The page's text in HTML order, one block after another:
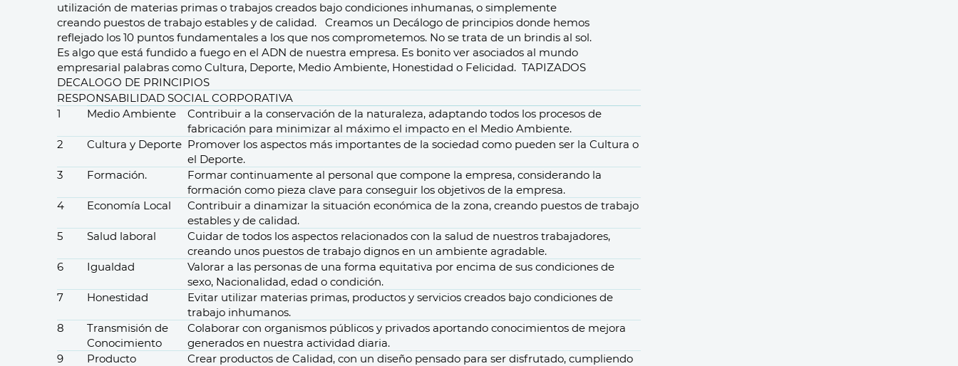
utilización de materias primas o trabajos creados bajo condiciones inhumanas, o simplemente
creando puestos de trabajo estables y de calidad. Creamos un Decálogo de principios donde hemos
reflejado los 10 puntos fundamentales a los que nos comprometemos. No se trata de un brindis al sol.
Es algo que está fundido a fuego en el ADN de nuestra empresa. Es bonito ver asociados al mundo
empresarial palabras como Cultura, Deporte, Medio Ambiente, Honestidad o Felicidad.
DECALOGO DE PRINCIPIOS
RESPONSABILIDAD SOCIAL CORPORATIVA
1
Medio Ambiente
Contribuir a la conservación de la naturaleza, adaptando todos los procesos de
fabricación para minimizar al máximo el impacto en el Medio Ambiente.
2
Cultura y Deporte Promover los aspectos más importantes de la sociedad como pueden ser la Cultura o
el Deporte.
3
Formación.
Formar continuamente al personal que compone la empresa, considerando la
formación como pieza clave para conseguir los objetivos de la empresa.
4
Economía Local Contribuir a dinamizar la situación económica de la zona, creando puestos de trabajo
estables y de calidad.
5
Salud laboral
Cuidar de todos los aspectos relacionados con la salud de nuestros trabajadores,
creando unos puestos de trabajo dignos en un ambiente agradable.
6
Igualdad Valorar a las personas de una forma equitativa por encima de sus condiciones de
sexo, Nacionalidad, edad o condición.
7
Honestidad Evitar utilizar materias primas, productos y servicios creados bajo condiciones de
trabajo inhumanos.
8
Transmisión de
Conocimiento
Colaborar con organismos públicos y privados aportando conocimientos de mejora
generados en nuestra actividad diaria.
9
Producto Crear productos de Calidad, con un diseño pensado para ser disfrutado, cumpliendo
TAPIZADOS